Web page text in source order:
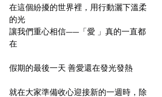
在這個紛擾的世界裡，用行動灑下溫柔
的光
讓我們重心相信——「愛 」真的一直都
在
假期的最後一天 善愛還在發光發熱
就在大家準備收心迎接新的一週時，除